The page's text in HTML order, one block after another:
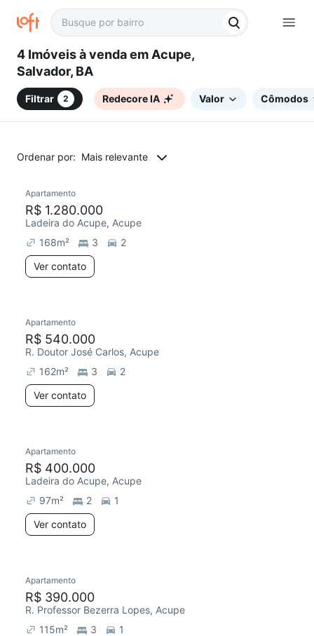
4 Imóveis à venda em Acupe,
Salvador, BA
Filtrar 2 Redecore IA Valor Cômodos
Ordenar por: Mais relevante
Redecorar
Apartamento
R$ 1.280.000
Ladeira do Acupe, Acupe
168m² 3
2
Ver contato
Apartamento
R$ 540.000
R. Doutor José Carlos, Acupe
162m² 3
2
Ver contato
Redecorar
Apartamento
R$ 400.000
Ladeira do Acupe, Acupe
97m² 2
1
Ver contato
Redecorar
Apartamento
R$ 390.000
R. Professor Bezerra Lopes, Acupe
115m² 3
1